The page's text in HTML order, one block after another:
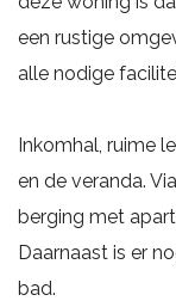
een rustige
alle nodige
Inkomhal, ruime
en de veranda.
berging met
Daarnaast is er
bad.